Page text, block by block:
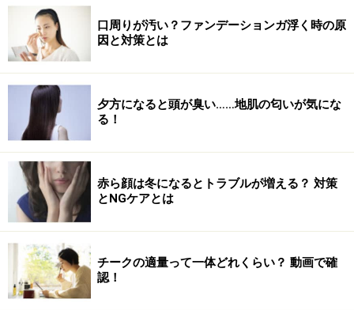
問合せ窓口のサポートもサプリの品質の一部
ントの大手数社が、賞味期限に関する質問に答えてくれ
ました。
注：ユーザー相談窓口における一般的な回答です。場合
によって対応に差もあるので、気になることがあれば、
製造メーカーに問い合わせましょう。
Q1 サプリメントの賞味期限はどうやって決
めているの？
口周りが汚い？ファンデーションガ浮く時の原
因と対策とは
夕方になると頭が臭い……地肌の匂いが気にな
る！
赤ら顔は冬になるとトラブルが増える？ 対策
とNGケアとは
チークの適量って一体どれくらい？ 動画で確
認！